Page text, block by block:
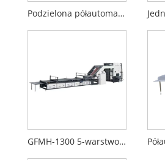
Podzielona półautomatyczna maszyna do laminowania
GFMH-1300 5-warstwowy półautomatyczny laminator rowkowy